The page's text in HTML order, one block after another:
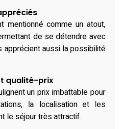
mentionné comme un atout,
de se détendre avec
apprécient aussi la possibilité
qualité-prix
un prix imbattable pour
la localisation et les
le séjour très attractif.